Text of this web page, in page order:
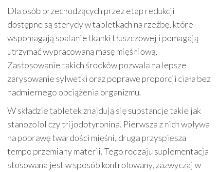
Dla osób przechodzących przez etap redukcji
dostępne są sterydy w tabletkach na rzeźbę, które
wspomagają spalanie tkanki tłuszczowej i pomagają
utrzymać wypracowaną masę mięśniową.
Zastosowanie takich środków pozwala na lepsze
zarysowanie sylwetki oraz poprawę proporcji ciała bez
nadmiernego obciążenia organizmu.
W składzie tabletek znajdują się substancje takie jak
stanozolol czy trijodotyronina. Pierwsza z nich wpływa
na poprawę twardości mięśni, druga przyspiesza
tempo przemiany materii. Tego rodzaju suplementacja
stosowana jest w sposób kontrolowany, zazwyczaj w